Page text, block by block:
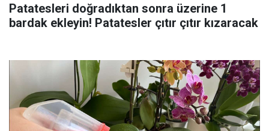
Patatesleri doğradıktan sonra üzerine 1
bardak ekleyin! Patatesler çıtır çıtır kızaracak